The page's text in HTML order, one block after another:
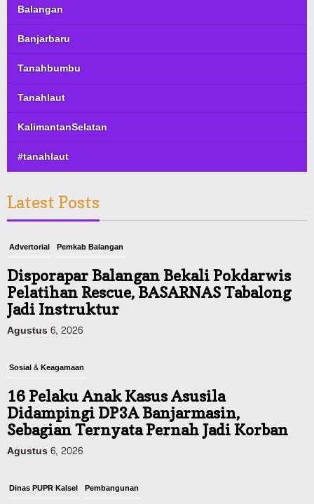
Balangan
Banjarbaru
Tanahbumbu
Tanahlaut
KalimantanSelatan
#tanahlaut
Latest Posts
Advertorial Pemkab Balangan
Disporapar Balangan Bekali Pokdarwis
Pelatihan Rescue, BASARNAS Tabalong
Jadi Instruktur
Agustus 6, 2026
Sosial & Keagamaan
16 Pelaku Anak Kasus Asusila
Didampingi DP3A Banjarmasin,
Sebagian Ternyata Pernah Jadi Korban
Agustus 6, 2026
Dinas PUPR Kalsel Pembangunan